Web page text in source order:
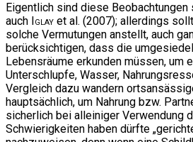
Eigentlich sind diese
auch Iglay et al. (2007); allerdings
solche Vermutungen anstellt, auch
berücksichtigen, dass die
Lebensräume erkunden müssen, um
Unterschlupfe, Wasser,
Vergleich dazu wandern
hauptsächlich, um Nahrung bzw.
sicherlich bei alleiniger Verwendung
Schwierigkeiten haben dürfte